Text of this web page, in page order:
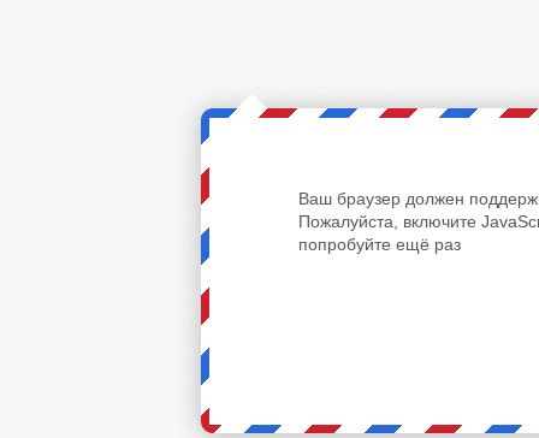
Ваш браузер должен
Пожалуйста, включите
попробуйте ещё раз